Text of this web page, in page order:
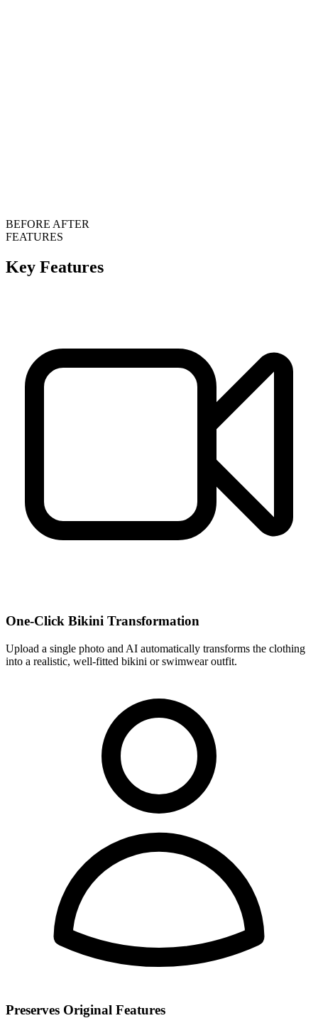
BEFORE AFTER
FEATURES
Key Features
One-Click Bikini Transformation
Upload a single photo and AI automatically transforms the clothing
into a realistic, well-fitted bikini or swimwear outfit.
Preserves Original Features